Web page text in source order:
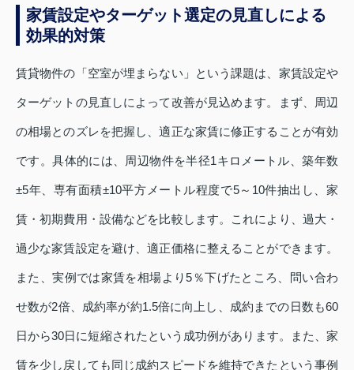
家賃設定やターゲット選定の見直しによる
効果的対策
賃貸物件の「空室が埋まらない」という課題は、家賃設定や
ターゲットの見直しによって改善が見込めます。まず、周辺
の相場とのズレを把握し、適正な家賃に修正することが有効
です。具体的には、周辺物件を半径1キロメートル、築年数
±5年、専有面積±10平方メートル程度で5～10件抽出し、家
賃・初期費用・設備などを比較します。これにより、過大・
過少な家賃設定を避け、適正価格に整えることができます。
また、実例では家賃を相場より5％下げたところ、問い合わ
せ数が2倍、成約率が約1.5倍に向上し、成約までの日数も60
日から30日に短縮されたという成功例があります。また、家
賃を少し戻しても同じ成約スピードを維持できたという事例